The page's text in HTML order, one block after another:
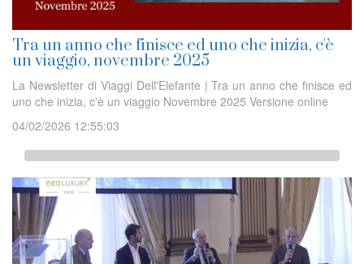
Tra un anno che finisce ed uno che inizia, c'è
un viaggio, novembre 2025
La Newsletter di Viaggi Dell'Elefante | Tra un anno che finisce ed
uno che inizia, c'è un viaggio Novembre 2025 Versione online
04/02/2026 12:55:03